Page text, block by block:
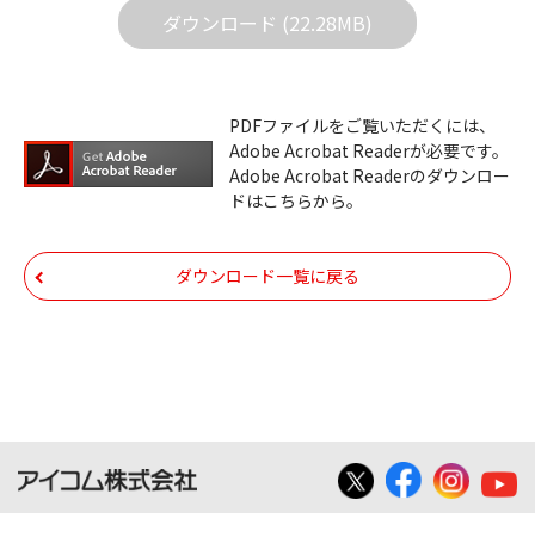
個人が本来の目的でご使用されることは可能
ですが、権利者の許諾を得ることなく、以下
ダウンロードした取扱説明書は、複製、賃
貸、改変、公衆送信、または公衆送信可能
化することはできません。
いは無償を問わず、第三者に譲渡あるいは
使用させる事ができません。
ダウンロードした取扱説明書等に使用され
ダウンロード (22.28MB)
PDFファイルをご覧いただくには、
Adobe Acrobat Readerが必要です。
Adobe Acrobat Readerのダウンロー
ドはこちらから。
ダウンロード一覧に戻る